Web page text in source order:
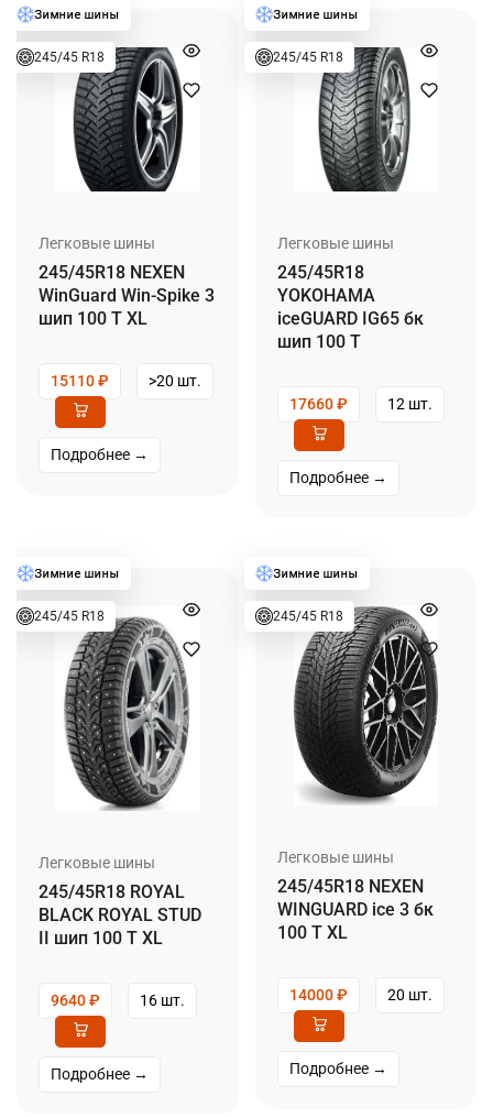
245/45 R18
Легковые шины
245/45R18 NEXEN
WinGuard Win-Spike 3
шип 100 T XL
15110₽ >20 шт.
Подробнее →
245/45 R18
Легковые шины
245/45R18
YOKOHAMA
iceGUARD IG65 бк
шип 100 T
17660₽ 12 шт.
Подробнее →
245/45 R18
Легковые шины
245/45R18 ROYAL
BLACK ROYAL STUD
II шип 100 T XL
9640₽ 16 шт.
Подробнее →
245/45 R18
Легковые шины
245/45R18 NEXEN
WINGUARD ice 3 бк
100 T XL
14000₽ 20 шт.
Подробнее →